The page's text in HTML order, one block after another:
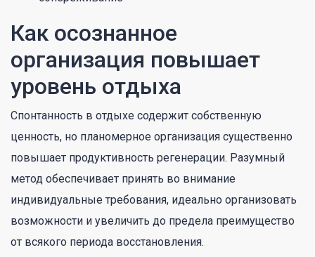
Как осознанное
организация повышает
уровень отдыха
Спонтанность в отдыхе содержит собственную
ценность, но планомерное организация существенно
повышает продуктивность регенерации. Разумный
метод обеспечивает принять во внимание
индивидуальные требования, идеально организовать
возможности и увеличить до предела преимущество
от всякого периода восстановления.